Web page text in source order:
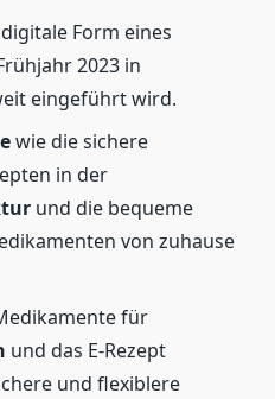
Form eines
2023 in
eingeführt wird.
wie die sichere
in der
und die bequeme
von zuhause
für
und das E-Rezept
und flexiblere